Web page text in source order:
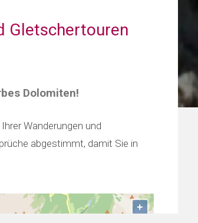
Gletschertouren
Dolomiten!
Wanderungen und
abgestimmt, damit Sie in
+